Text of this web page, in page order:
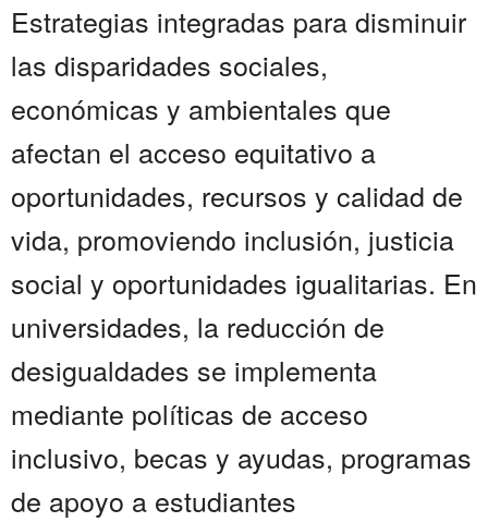
Estrategias integradas para disminuir
las disparidades sociales,
económicas y ambientales que
afectan el acceso equitativo a
oportunidades, recursos y calidad de
vida, promoviendo inclusión, justicia
social y oportunidades igualitarias. En
universidades, la reducción de
desigualdades se implementa
mediante políticas de acceso
inclusivo, becas y ayudas, programas
de apoyo a estudiantes